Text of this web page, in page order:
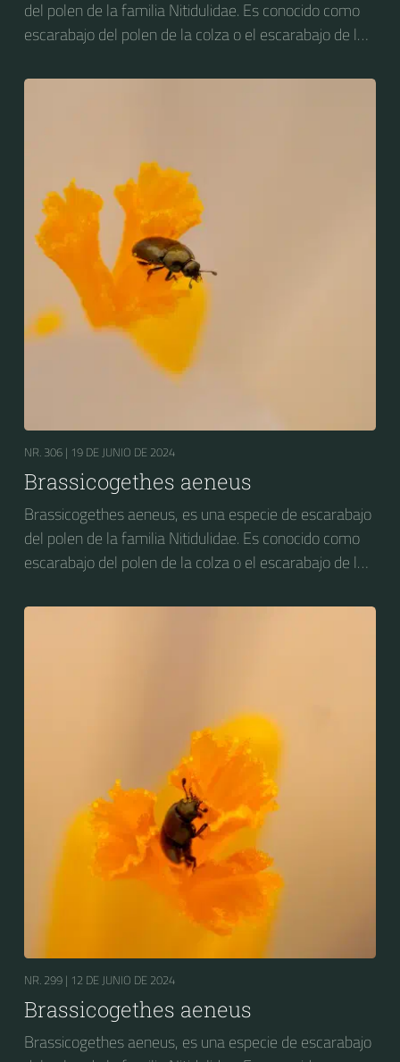
del polen de la familia Nitidulidae. Es conocido como
escarabajo del polen de la colza o el escarabajo de la
Meligethes aeneus.
NR. 306 | 19 DE JUNIO DE 2024
Brassicogethes aeneus
Brassicogethes aeneus, es una especie de escarabajo
del polen de la familia Nitidulidae. Es conocido como
escarabajo del polen de la colza o el escarabajo de la
Meligethes aeneus.
NR. 299 | 12 DE JUNIO DE 2024
Brassicogethes aeneus
Brassicogethes aeneus, es una especie de escarabajo